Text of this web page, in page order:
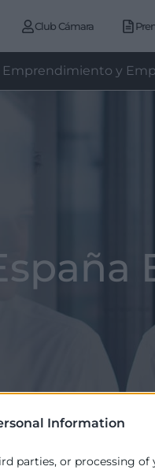
Information
parties, or processing of
Club Cámara
Emprendimiento y